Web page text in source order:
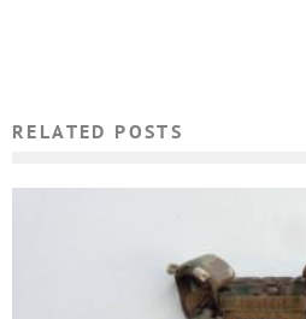
RELATED POSTS